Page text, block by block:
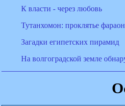
К власти - через любовь
Тутанхомон: проклятье
Загадки египетских пирамид
На волгоградской земле